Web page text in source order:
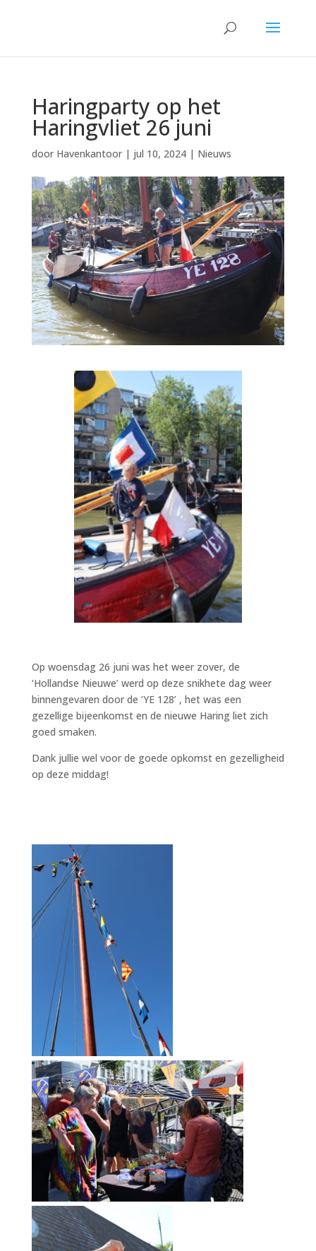
Haringparty op het
Haringvliet 26 juni
door Havenkantoor| jul 10, 2024| Nieuws
Op woensdag 26 juni was het weer zover, de
‘Hollandse Nieuwe’ werd op deze snikhete dag weer
binnengevaren door de ‘YE 128’ , het was een
gezellige bijeenkomst en de nieuwe Haring liet zich
goed smaken.
Dank jullie wel voor de goede opkomst en gezelligheid
op deze middag!